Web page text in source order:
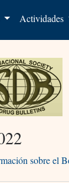
Actividades
sobre el